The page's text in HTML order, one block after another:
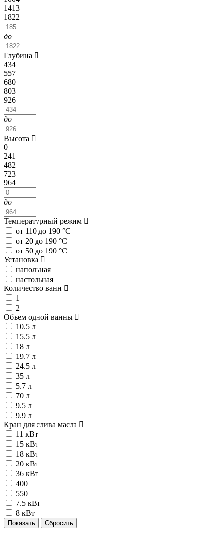
1413
1822
до
Глубина
434
557
680
803
926
до
Высота
0
241
482
723
964
до
Температурный режим
от 110 до 190 °С
от 20 до 190 °С
от 50 до 190 °С
Установка
напольная
настольная
Количество ванн
1
2
Объем одной ванны
10.5 л
15.5 л
18 л
19.7 л
24.5 л
35 л
5.7 л
70 л
9.5 л
9.9 л
Кран для слива масла
11 кВт
15 кВт
18 кВт
20 кВт
36 кВт
400
550
7.5 кВт
8 кВт